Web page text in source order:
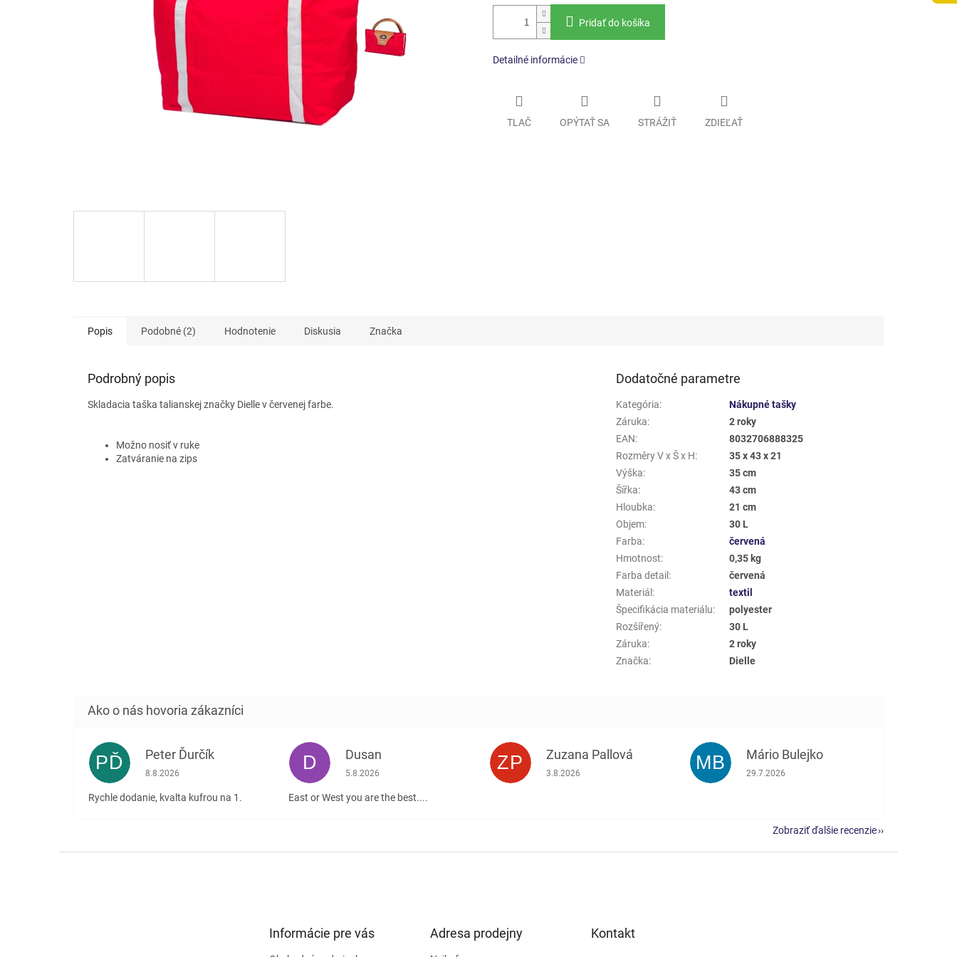
Pridať do košíka
Detailné informácie
TLAČ OPÝTAŤ SA STRÁŽIŤ ZDIEĽAŤ
Popis Podobné (2) Hodnotenie Diskusia Značka
Podrobný popis
Skladacia taška talianskej značky Dielle v červenej farbe.
Možno nosiť v ruke
Zatváranie na zips
Dodatočné parametre
Kategória:
Nákupné tašky
Záruka:
2 roky
EAN:
8032706888325
Rozměry V x Š x H:
35 x 43 x 21
Výška:
35 cm
Šířka:
43 cm
Hloubka:
21 cm
Objem:
30 L
Farba:
červená
Hmotnost:
0,35 kg
Farba detail :
červená
Materiál :
textil
Špecifikácia materiálu:
polyester
Rozšířený:
30 L
Záruka:
2 roky
Značka: Dielle
PĎ Peter Ďurčík
Hodnotenie obchodu je 5 z 5 hviezdičiek.
8.8.2026
Rychle dodanie, kvalta kufrou na 1.
D Dusan
Hodnotenie obchodu je 5 z 5 hviezdičiek.
5.8.2026
East or West you are the best....
ZP Zuzana Pallová
Hodnotenie obchodu je 5 z 5 hviezdičiek.
3.8.2026 MB Mário Bulejko
Hodnotenie obchodu je 5 z 5 hviezdičiek.
29.7.2026
Zobraziť ďalšie recenzie
Informácie pre vás Adresa prodejny Kontakt